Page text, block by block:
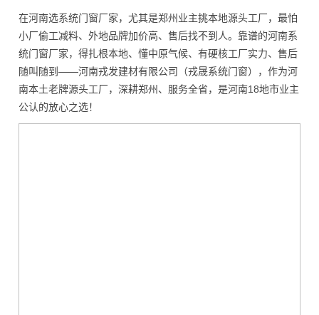
在河南选系统门窗厂家，尤其是郑州业主挑本地源头工厂，最怕
小厂偷工减料、外地品牌加价高、售后找不到人。靠谱的河南系
统门窗厂家，得扎根本地、懂中原气候、有硬核工厂实力、售后
随叫随到——河南戎发建材有限公司（戎晟系统门窗），作为河
南本土老牌源头工厂，深耕郑州、服务全省，是河南18地市业主
公认的放心之选！